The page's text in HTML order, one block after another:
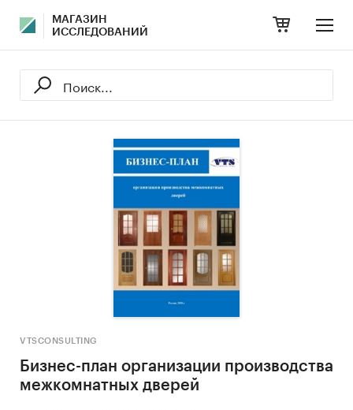
МАГАЗИН
ИССЛЕДОВАНИЙ
VTSCONSULTING
Бизнес-план организации производства
межкомнатных дверей